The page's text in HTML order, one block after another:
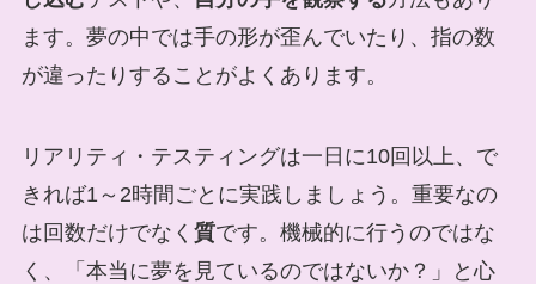
ます。夢の中では手の形が歪んでいたり、指の数
が違ったりすることがよくあります。
リアリティ・テスティングは一日に10回以上、で
きれば1～2時間ごとに実践しましょう。重要なの
は回数だけでなく 質です。機械的に行うのではな
く、「本当に夢を見ているのではないか？」と心